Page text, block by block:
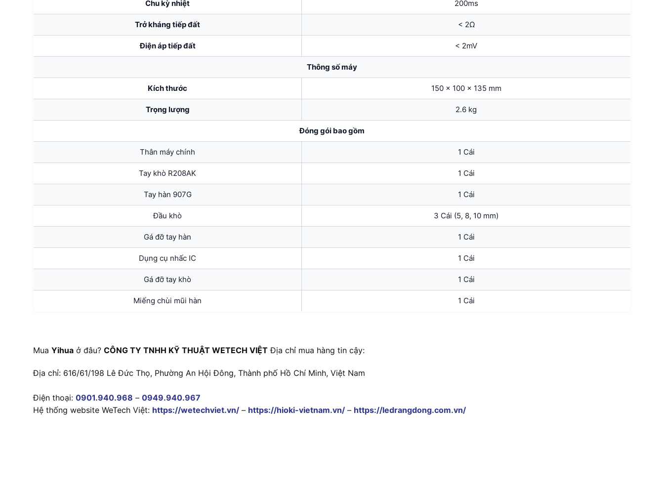
Chu kỳ nhiệt 200ms
Trở kháng tiếp đất < 2Ω
Điện áp tiếp đất < 2mV
Thông số máy
Kích thước 150 x 100 x 135 mm
Trọng lượng 2.6 kg
Đóng gói bao gồm
Thân máy chính 1 Cái
Tay khò R208AK 1 Cái
Tay hàn 907G 1 Cái
Đầu khò 3 Cái (5, 8, 10 mm)
Gá đỡ tay hàn 1 Cái
Dụng cụ nhấc IC 1 Cái
Gá đỡ tay khò 1 Cái
Miếng chùi mũi hàn 1 Cái
Mua Yihua ở đâu? CÔNG TY TNHH KỸ THUẬT WETECH VIỆT Địa chỉ mua hàng tin cậy:
Địa chỉ: 616/61/198 Lê Đức Thọ, Phường An Hội Đông, Thành phố Hồ Chí Minh, Việt Nam
Điện thoại: 0901.940.968 – 0949.940.967
Hệ thống website WeTech Việt: https://wetechviet.vn/ – https://hioki-vietnam.vn/ – https://ledrangdong.com.vn/